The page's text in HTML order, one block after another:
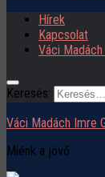
Hírek
Kapcsolat
Váci
Keresés:
Váci Madách Imre
Miénk a jövő